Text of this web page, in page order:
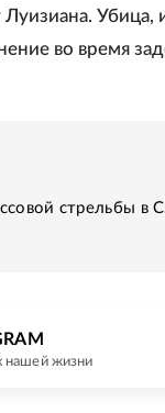
Убица,
во время
стрельбы в
нашей жизни